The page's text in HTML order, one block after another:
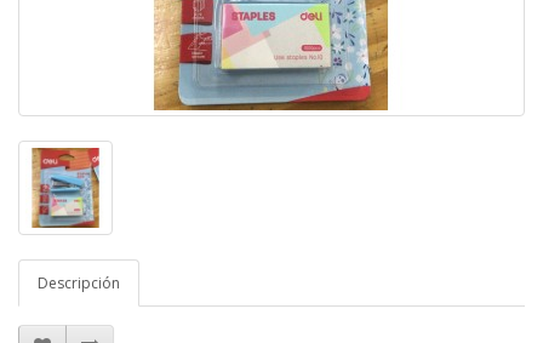
Descripción